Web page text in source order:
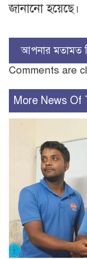
জানানো হয়েছে।
আপনার মতামত
Comments are
More News